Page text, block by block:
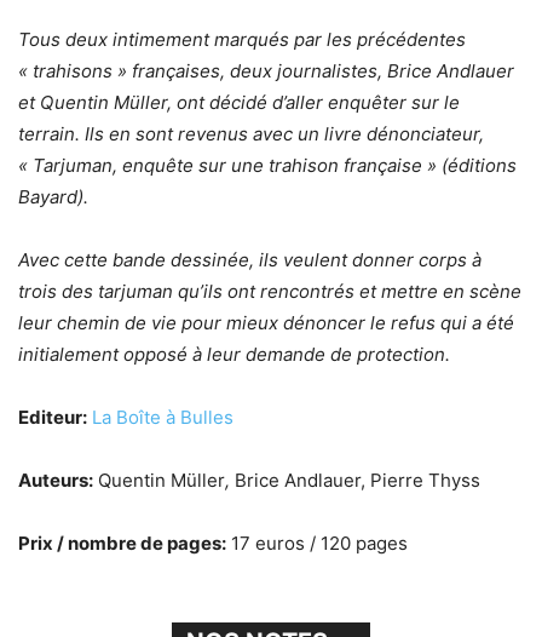
Tous deux intimement marqués par les précédentes
« trahisons » françaises, deux journalistes, Brice Andlauer
et Quentin Müller, ont décidé d’aller enquêter sur le
terrain. Ils en sont revenus avec un livre dénonciateur,
« Tarjuman, enquête sur une trahison française » (éditions
Bayard).
Avec cette bande dessinée, ils veulent donner corps à
trois des tarjuman qu’ils ont rencontrés et mettre en scène
leur chemin de vie pour mieux dénoncer le refus qui a été
initialement opposé à leur demande de protection.
Editeur: La Boîte à Bulles
Auteurs: Quentin Müller, Brice Andlauer, Pierre Thyss
Prix / nombre de pages: 17 euros / 120 pages